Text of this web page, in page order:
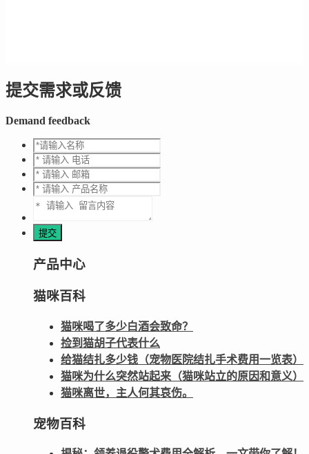
提交需求或反馈
Demand feedback
产品中心
猫咪百科
猫咪喝了多少白酒会致命？
捡到猫胡子代表什么
给猫结扎多少钱（宠物医院结扎手术费用一览表）
猫咪为什么突然站起来（猫咪站立的原因和意义）
猫咪离世，主人何其哀伤。
宠物百科